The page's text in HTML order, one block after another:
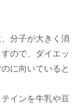
分子が大きく消
ので、ダイエッ
に向いていると
インを牛乳や豆